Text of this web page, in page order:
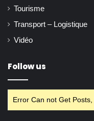
Tourisme
Transport – Logistique
Vidéo
Follow us
Error Can not Get